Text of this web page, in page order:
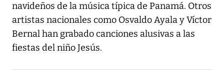
navideños de la música típica de Panamá. Otros
artistas nacionales como Osvaldo Ayala y Víctor
Bernal han grabado canciones alusivas a las
fiestas del niño Jesús.